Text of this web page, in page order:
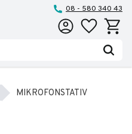
08 - 580 340 43
Favoriter
MIKROFONSTATIV